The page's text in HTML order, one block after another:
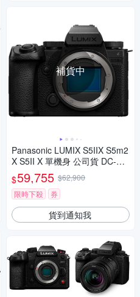
補貨中
Panasonic LUMIX S5IIX S5m2
X S5II X 單機身 公司貨 DC-S5
M2X
$59,755 $62,900
限時下殺
券
貨到通知我